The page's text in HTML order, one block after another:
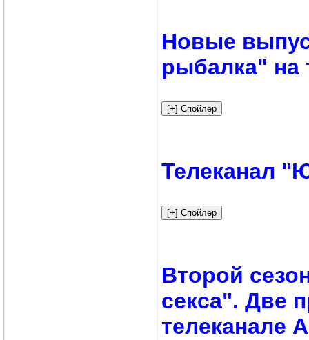
Новые
рыбалка" на
Телеканал
Второй
секса". Две
телеканале